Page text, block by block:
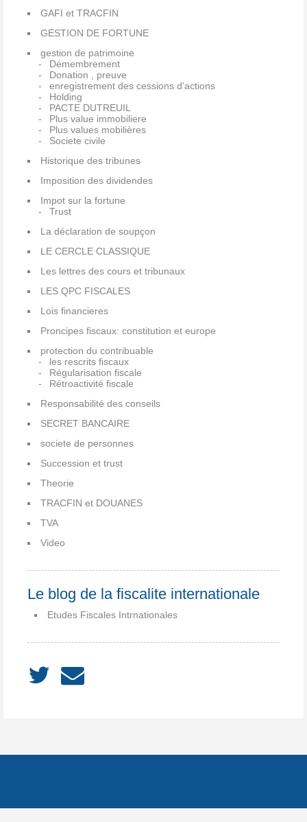
GAFI et TRACFIN
GESTION DE FORTUNE
gestion de patrimoine
Démembrement
Donation , preuve
enregistrement des cessions d'actions
Holding
PACTE DUTREUIL
Plus value immobiliere
Plus values mobilières
Societe civile
Historique des tribunes
Imposition des dividendes
Impot sur la fortune
Trust
La déclaration de soupçon
LE CERCLE CLASSIQUE
Les lettres des cours et tribunaux
LES QPC FISCALES
Lois financieres
Proncipes fiscaux: constitution et europe
protection du contribuable
les rescrits fiscaux
Régularisation fiscale
Rétroactivité fiscale
Responsabilité des conseils
SECRET BANCAIRE
societe de personnes
Succession et trust
Theorie
TRACFIN et DOUANES
TVA
Video
Le blog de la fiscalite internationale
Etudes Fiscales Intrnationales